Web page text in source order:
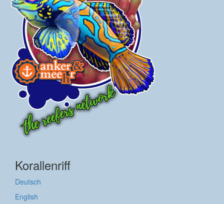
Korallenriff
Deutsch
English